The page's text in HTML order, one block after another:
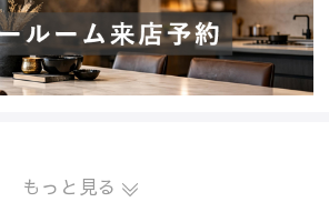
もっと見る